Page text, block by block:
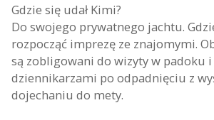
Gdzie się udał Kimi?
Do swojego prywatnego jachtu.
rozpocząć imprezę ze znajomymi.
są zobligowani do wizyty w padoku
dziennikarzami po odpadnięciu z
dojechaniu do mety.